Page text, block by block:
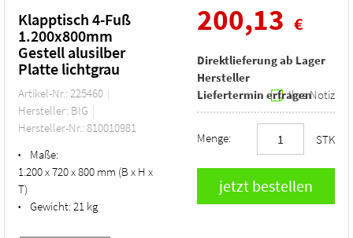
Klapptisch 4-Fuß
1.200x800mm
Gestell alusilber
Platte lichtgrau
Artikel-Nr.: 225460
Hersteller: BIG
Hersteller-Nr.: 810010981
•
Maße:
1.200 x 720 x 800 mm (B x H x
T)
• Gewicht:21 kg
200,13 €
Direktlieferung ab Lager
Hersteller
Liefertermin erfragenIhre Notiz
Menge: STK